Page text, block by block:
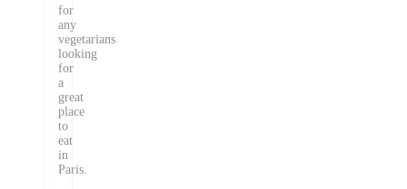
for
any
vegetarians
looking
for
a
great
place
to
eat
in
Paris.